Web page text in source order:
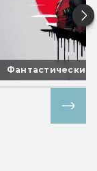
Фантастические